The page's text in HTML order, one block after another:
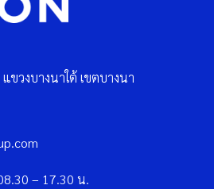
วงบางนาใต้ เขตบางนา
– 17.30 น.